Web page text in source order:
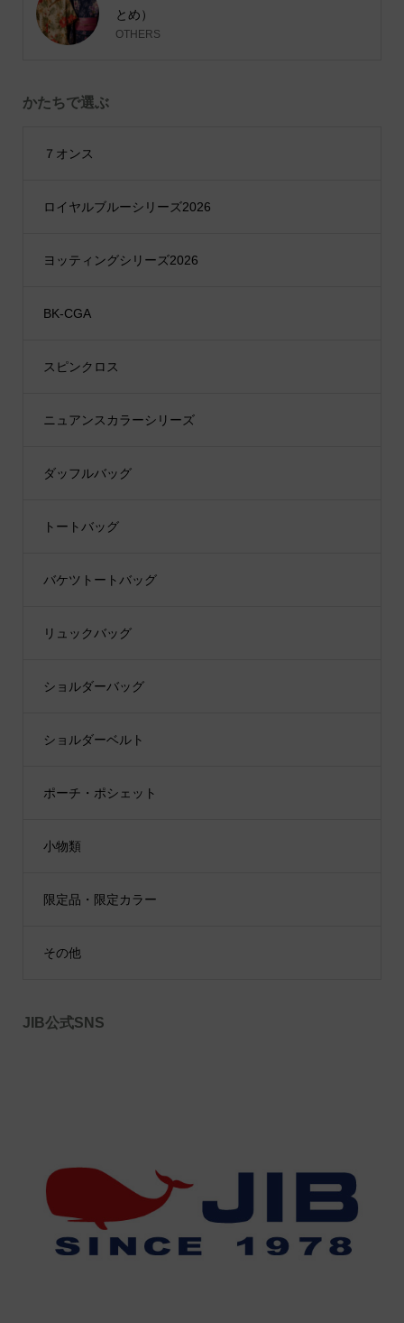
とめ）
OTHERS
かたちで選ぶ
７オンス
ロイヤルブルーシリーズ2026
ヨッティングシリーズ2026
BK-CGA
スピンクロス
ニュアンスカラーシリーズ
ダッフルバッグ
トートバッグ
バケツトートバッグ
リュックバッグ
ショルダーバッグ
ショルダーベルト
ポーチ・ポシェット
小物類
限定品・限定カラー
その他
JIB公式SNS